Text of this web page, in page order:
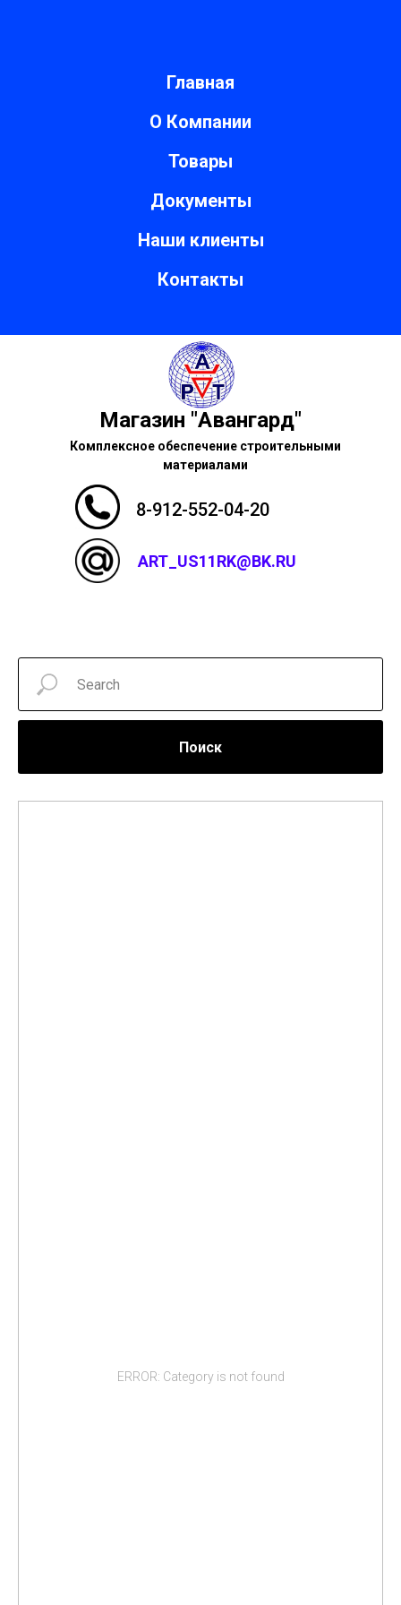
Главная
О Компании
Товары
Документы
Наши клиенты
Контакты
Комплексное обеспечение строительными
материалами
ART_US11RK@BK.RU
8-912-552-04-20
Магазин "Авангард"
Поиск
ERROR: Category is not found